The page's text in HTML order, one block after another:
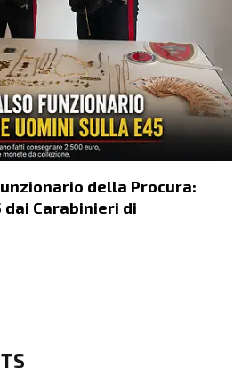
della Procura:
Carabinieri di